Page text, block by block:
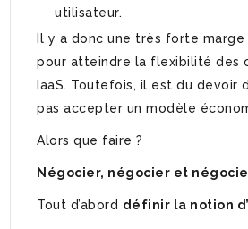
utilisateur.
Il y a donc une très forte marge
pour atteindre la flexibilité des
IaaS. Toutefois, il est du devoir
pas accepter un modèle
Alors que faire ?
Négocier, négocier et
Tout d’abord définir la notion